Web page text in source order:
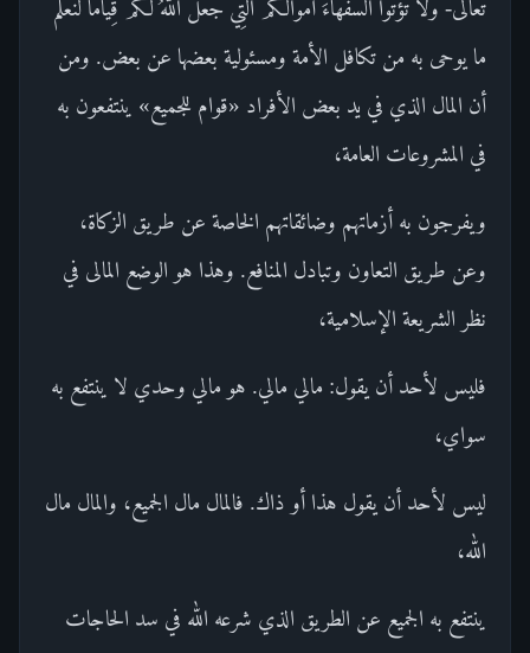
تعالى- وَلا تُؤْتُوا السُّفَهاءَ أَمْوالَكُمُ الَّتِي جَعَلَ اللَّهُ لَكُمْ قِياماً لنعلم
ما يوحى به من تكافل الأمة ومسئولية بعضها عن بعض. ومن
أن المال الذي في يد بعض الأفراد «قوام للجميع» ينتفعون به
في المشروعات العامة،
ويفرجون به أزماتهم وضائقاتهم الخاصة عن طريق الزكاة،
وعن طريق التعاون وتبادل المنافع. وهذا هو الوضع المالى في
نظر الشريعة الإسلامية،
فليس لأحد أن يقول: مالي مالي. هو مالي وحدي لا ينتفع به
سواي،
ليس لأحد أن يقول هذا أو ذاك. فالمال مال الجميع، والمال مال
الله،
ينتفع به الجميع عن الطريق الذي شرعه الله في سد الحاجات